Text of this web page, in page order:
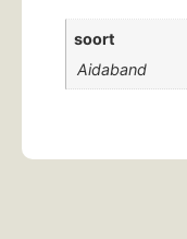
soort
Aidaband